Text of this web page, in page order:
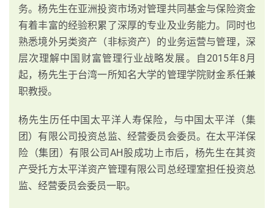
务。杨先生在亚洲投资市场对管理共同基金与保险资金
有着丰富的经验积累了深厚的专业及业务能力。同时也
熟悉境外另类资产（非标资产）的业务运营与管理，深
层次理解中国财富管理行业战略发展。自2015年8月
起，杨先生于台湾一所知名大学的管理学院财金系任兼
职教授。
杨先生历任中国太平洋人寿保险，与中国太平洋（集
团）有限公司投资总监、经营委员会委员。在太平洋保
险（集团）有限公司AH股成功上市后，杨先生在其资
产受托方太平洋资产管理有限公司总经理室担任投资总
监、经营委员会委员一职。